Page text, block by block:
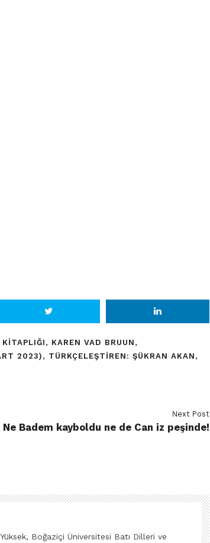
, KAREN VAD BRUUN ,
2023), TÜRKÇELEŞTIREN: ŞÜKRAN AKAN ,
Next Post
Ne Badem kayboldu ne de Can iz peşinde!
Boğaziçi Üniversitesi Batı Dilleri ve